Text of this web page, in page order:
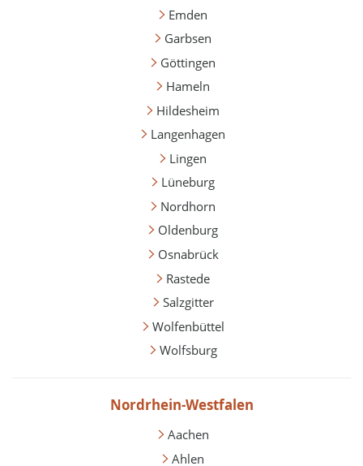
Emden
Garbsen
Göttingen
Hameln
Hildesheim
Langenhagen
Lingen
Lüneburg
Nordhorn
Oldenburg
Osnabrück
Rastede
Salzgitter
Wolfenbüttel
Wolfsburg
Nordrhein-Westfalen
Aachen
Ahlen